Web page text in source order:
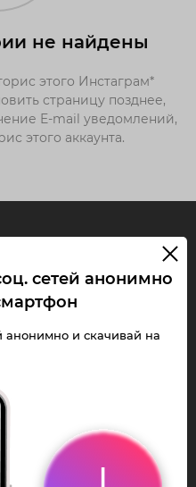
не найдены
этого Инстаграм*
страницу позднее,
E-mail уведомлений,
этого аккаунта.
и
без
- смотри и
анонимно в чате
сетей анонимно
анонимно и скачивай на